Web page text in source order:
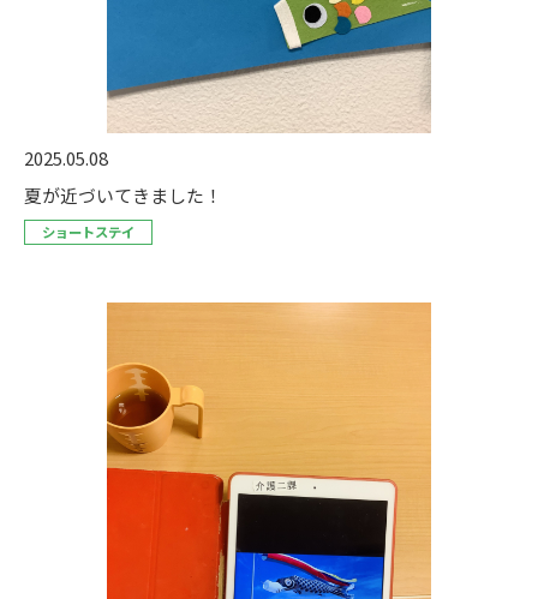
2025.05.08
夏が近づいてきました！
ショートステイ